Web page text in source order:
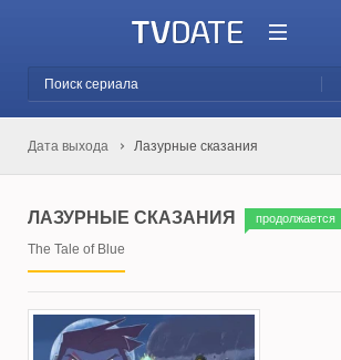
Дата выхода Лазурные сказания
ЛАЗУРНЫЕ СКАЗАНИЯ продолжается
The Tale of Blue